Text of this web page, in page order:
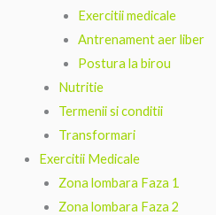
Exercitii medicale
Antrenament aer liber
Postura la birou
Nutritie
Termenii si conditii
Transformari
Exercitii Medicale
Zona lombara Faza 1
Zona lombara Faza 2